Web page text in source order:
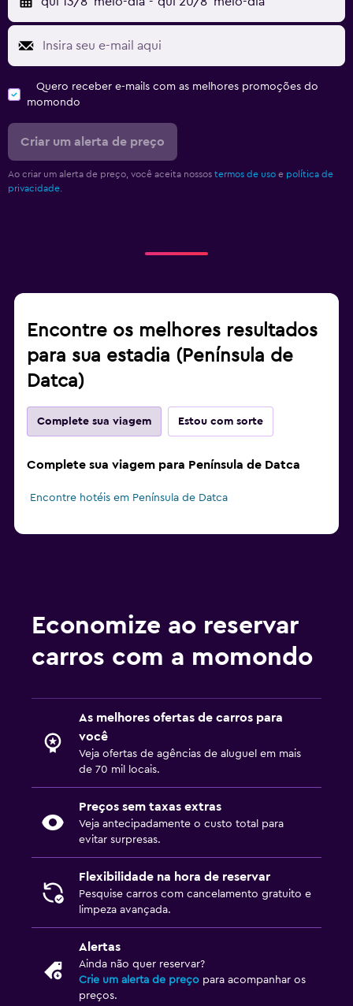
Quero receber e-mails com as melhores promoções do
momondo
Criar um alerta de preço
Ao criar um alerta de preço, você aceita nossos termos de uso e política de
privacidade.
Encontre os melhores resultados
para sua estadia (Península de
Datca)
Complete sua viagem Estou com sorte
Complete sua viagem para Península de Datca
Encontre hotéis em Península de Datca
Economize ao reservar
carros com a momondo
As melhores ofertas de carros para
você
Veja ofertas de agências de aluguel em mais
de 70 mil locais.
Preços sem taxas extras
Veja antecipadamente o custo total para
evitar surpresas.
Flexibilidade na hora de reservar
Pesquise carros com cancelamento gratuito e
limpeza avançada.
Alertas
Ainda não quer reservar?
Crie um alerta de preço para acompanhar os
preços.